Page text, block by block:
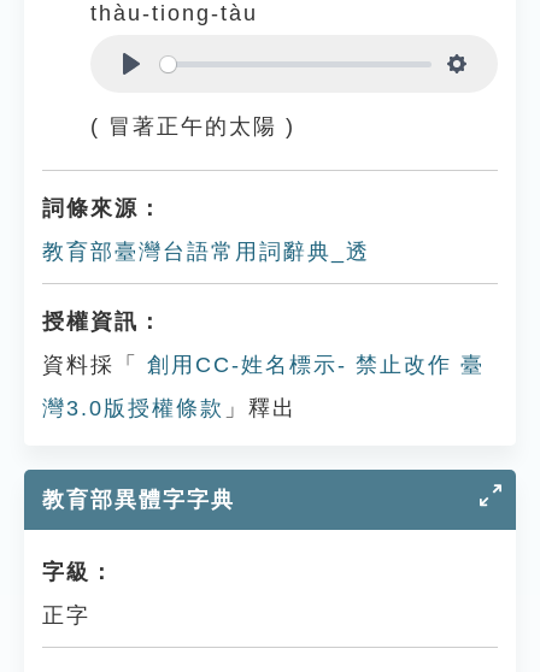
thàu-tiong-tàu
( 冒著正午的太陽 )
詞條來源：
教育部臺灣台語常用詞辭典_透
授權資訊：
資料採「
創用CC-姓名標示- 禁止改作 臺
灣3.0版授權條款 」釋出
教育部異體字字典
字級：
正字